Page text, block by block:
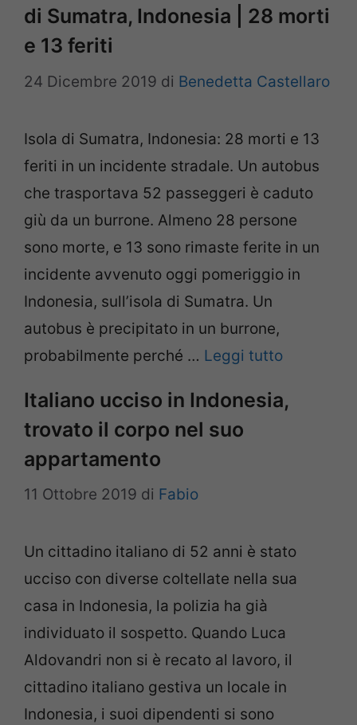
di Sumatra, Indonesia | 28 morti
e 13 feriti
24 Dicembre 2019 di Benedetta Castellaro
Isola di Sumatra, Indonesia: 28 morti e 13
feriti in un incidente stradale. Un autobus
che trasportava 52 passeggeri è caduto
giù da un burrone. Almeno 28 persone
sono morte, e 13 sono rimaste ferite in un
incidente avvenuto oggi pomeriggio in
Indonesia, sull’isola di Sumatra. Un
autobus è precipitato in un burrone,
probabilmente perché … Leggi tutto
Italiano ucciso in Indonesia,
trovato il corpo nel suo
appartamento
11 Ottobre 2019 di Fabio
Un cittadino italiano di 52 anni è stato
ucciso con diverse coltellate nella sua
casa in Indonesia, la polizia ha già
individuato il sospetto. Quando Luca
Aldovandri non si è recato al lavoro, il
cittadino italiano gestiva un locale in
Indonesia, i suoi dipendenti si sono